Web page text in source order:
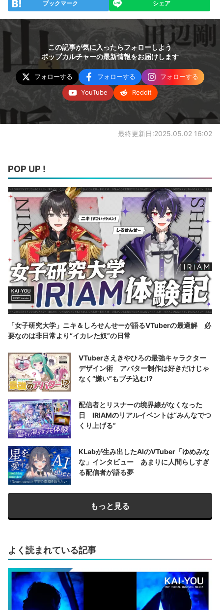
ブックマーク シェア
この記事が気に入ったらフォローしよう
ポップカルチャーの最新情報をお届けします
フォローする フォローする
フォローする
YouTube
Reddit
最終更新日:2025.05.02 16:02
POP UP !
「女子研究大学」ニキ＆しろせんせーが語るVTuberの最適解 必
要なのは非日常より“イカレた奴”の日常
VTuberさえきやひろの最強キャラクター
デザイン術 アバター制作は好きだけじゃ
なく“嫌い”もブチ込む!?
配信者とリスナーの境界線がなくなった
日 IRIAMのリアルイベントは“みんなでつ
くり上げる”
KLabが生み出したAIのVTuber「ゆめみな
な」インタビュー あまりに人間らしすぎ
る配信者が語る夢
もっと見る
よく読まれている記事